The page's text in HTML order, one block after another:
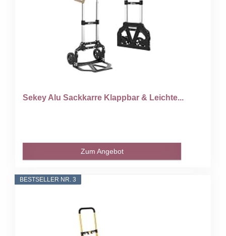
Sekey Alu Sackkarre Klappbar & Leichte...
Zum Angebot
BESTSELLER NR. 3